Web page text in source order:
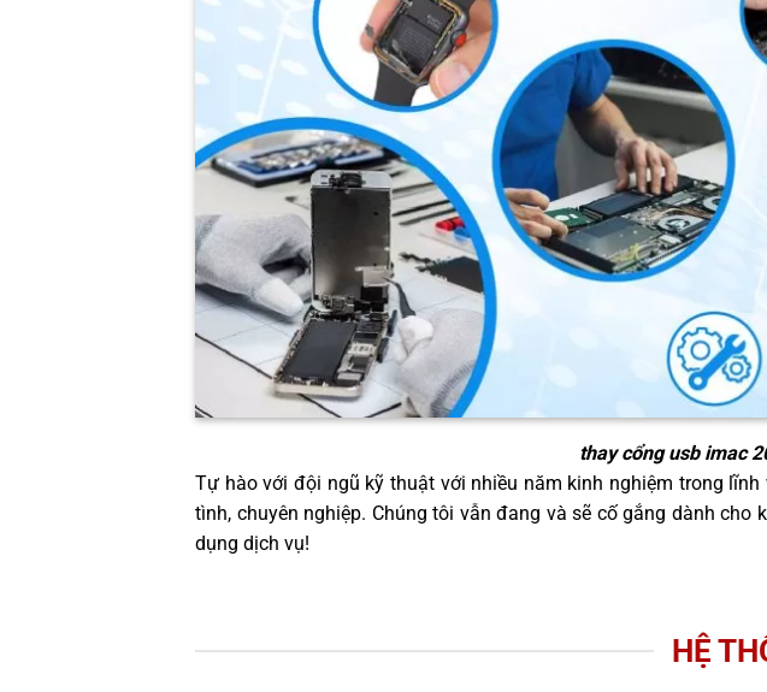
thay cổng usb imac
Tự hào với đội ngũ kỹ thuật với nhiều năm kinh nghiệm trong
tình, chuyên nghiệp. Chúng tôi vẫn đang và sẽ cố gắng dành
dụng dịch vụ!
HỆ